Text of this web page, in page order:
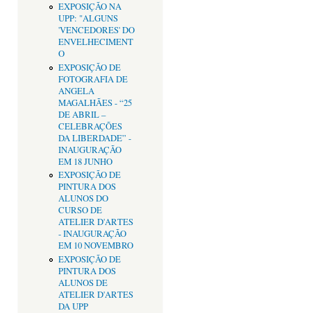
EXPOSIÇÃO NA
UPP: "ALGUNS
'VENCEDORES' DO
ENVELHECIMENT
O
EXPOSIÇÃO DE
FOTOGRAFIA DE
ANGELA
MAGALHÃES - “25
DE ABRIL –
CELEBRAÇÕES
DA LIBERDADE” -
INAUGURAÇÃO
EM 18 JUNHO
EXPOSIÇÃO DE
PINTURA DOS
ALUNOS DO
CURSO DE
ATELIER D'ARTES
- INAUGURAÇÃO
EM 10 NOVEMBRO
EXPOSIÇÃO DE
PINTURA DOS
ALUNOS DE
ATELIER D'ARTES
DA UPP